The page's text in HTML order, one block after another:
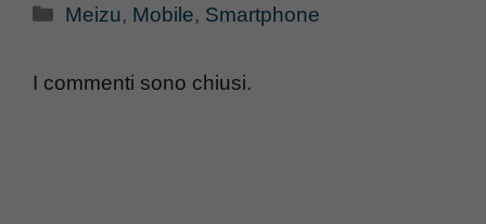
Categorie
Meizu, Mobile, Smartphone
I commenti sono chiusi.